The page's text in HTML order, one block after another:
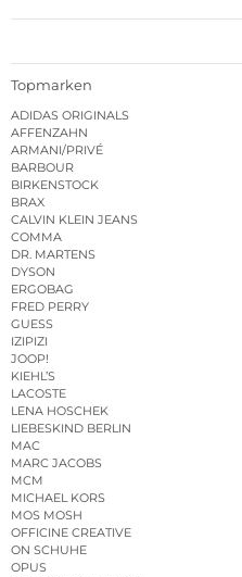
Topmarken
ADIDAS ORIGINALS
AFFENZAHN
ARMANI/PRIVÉ
BARBOUR
BIRKENSTOCK
BRAX
CALVIN KLEIN JEANS
COMMA
DR. MARTENS
DYSON
ERGOBAG
FRED PERRY
GUESS
IZIPIZI
JOOP!
KIEHL’S
LACOSTE
LENA HOSCHEK
LIEBESKIND BERLIN
MAC
MARC JACOBS
MCM
MICHAEL KORS
MOS MOSH
OFFICINE CREATIVE
ON SCHUHE
OPUS